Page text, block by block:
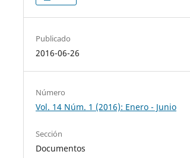
Publicado
2016-06-26
Número
Vol. 14 Núm. 1 (2016): Enero - Junio
Sección
Documentos